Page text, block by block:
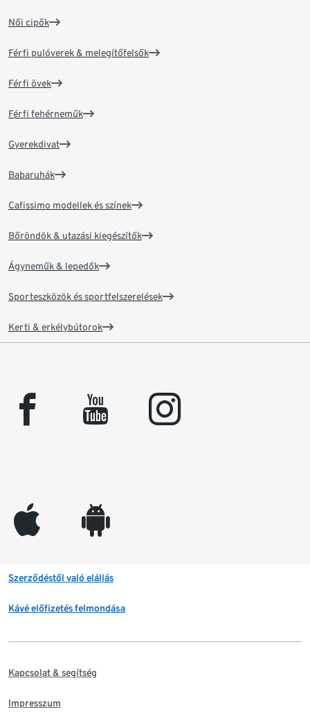
Női cipők
Férfi pulóverek & melegítőfelsők
Férfi övek
Férfi fehérneműk
Gyerekdivat
Babaruhák
Cafissimo modellek és színek
Bőröndök & utazási kiegészítők
Ágyneműk & lepedők
Sporteszközök és sportfelszerelések
Kerti & erkélybútorok
facebook youtube instagram
appleinc android
Szerződéstől való elállás
Kávé előfizetés felmondása
Kapcsolat & segítség
Impresszum